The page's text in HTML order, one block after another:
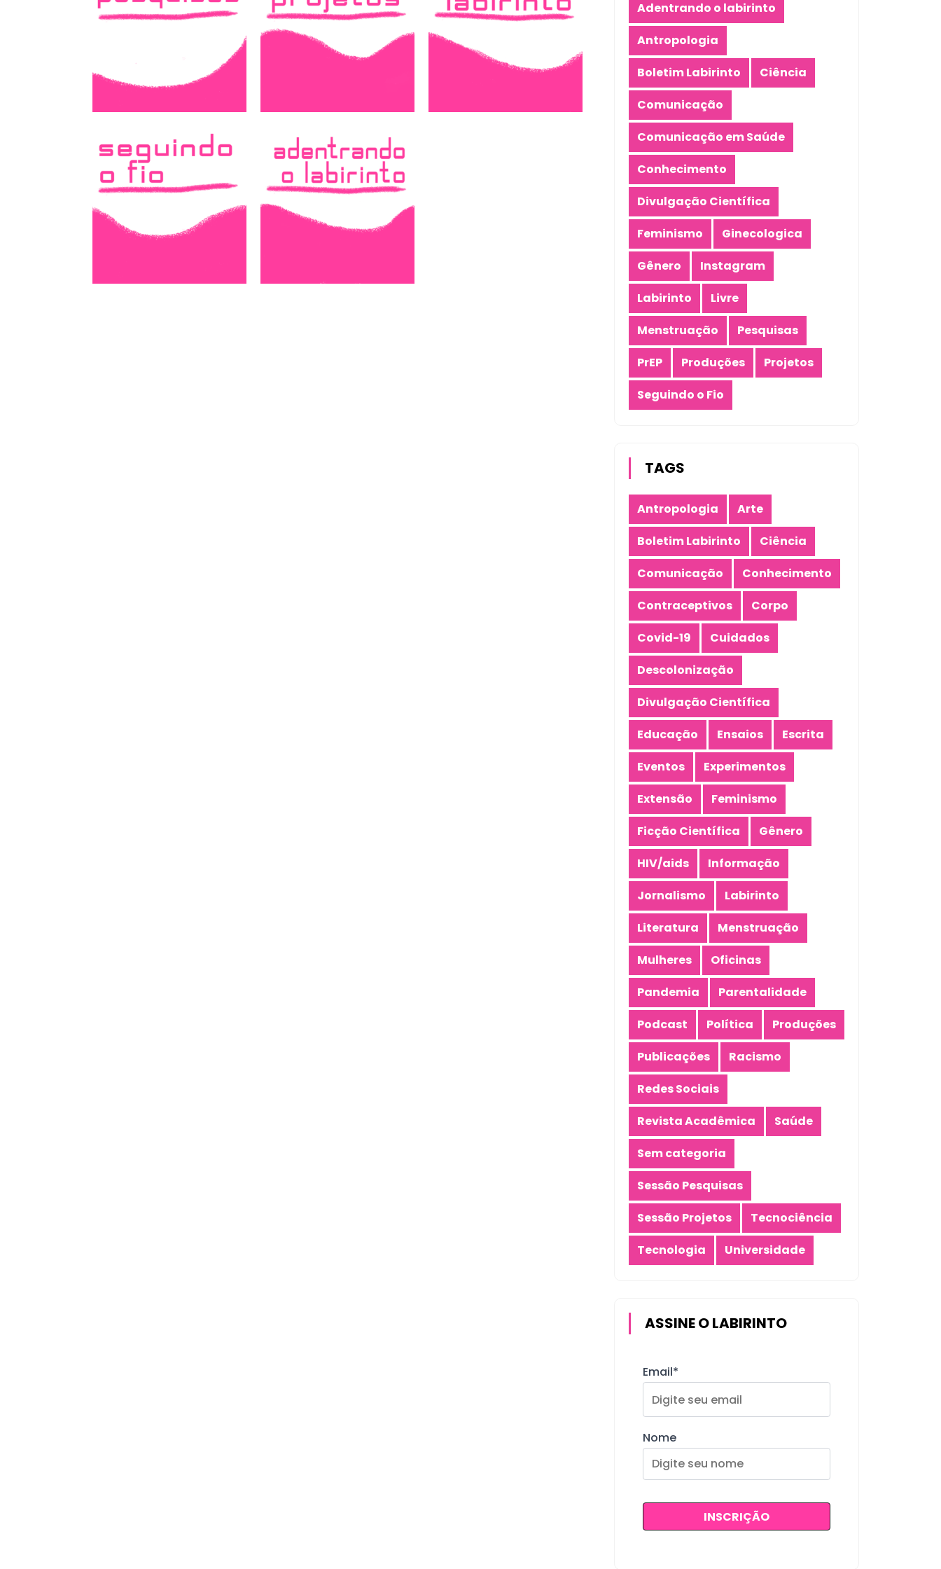
Adentrando o labirinto
Antropologia
Boletim Labirinto
Ciência
Comunicação
Comunicação em Saúde
Conhecimento
Divulgação Científica
Feminismo
Ginecologica
Gênero
Instagram
Labirinto
Livre
Menstruação
Pesquisas
PrEP
Produções
Projetos
Seguindo o Fio
TAGS
Antropologia
Arte
Boletim Labirinto
Ciência
Comunicação
Conhecimento
Contraceptivos
Corpo
Covid-19
Cuidados
Descolonização
Divulgação Científica
Educação
Ensaios
Escrita
Eventos
Experimentos
Extensão
Feminismo
Ficção Científica
Gênero
HIV/aids
Informação
Jornalismo
Labirinto
Literatura
Menstruação
Mulheres
Oficinas
Pandemia
Parentalidade
Podcast
Política
Produções
Publicações
Racismo
Redes Sociais
Revista Acadêmica
Saúde
Sem categoria
Sessão Pesquisas
Sessão Projetos
Tecnociência
Tecnologia
Universidade
ASSINE O LABIRINTO
Email*
Nome